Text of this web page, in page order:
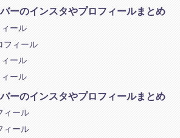
ーのインスタやプロフィールまとめ
ール
フィール
ール
ール
ーのインスタやプロフィールまとめ
ィール
ィール